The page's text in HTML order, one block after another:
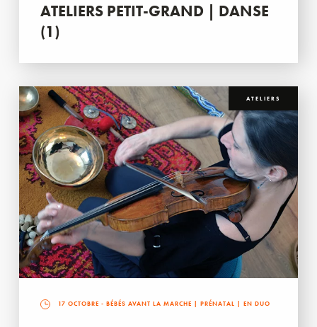
ATELIERS PETIT-GRAND | DANSE
(1)
ATELIERS
17 OCTOBRE - BÉBÉS AVANT LA MARCHE | PRÉNATAL | EN DUO